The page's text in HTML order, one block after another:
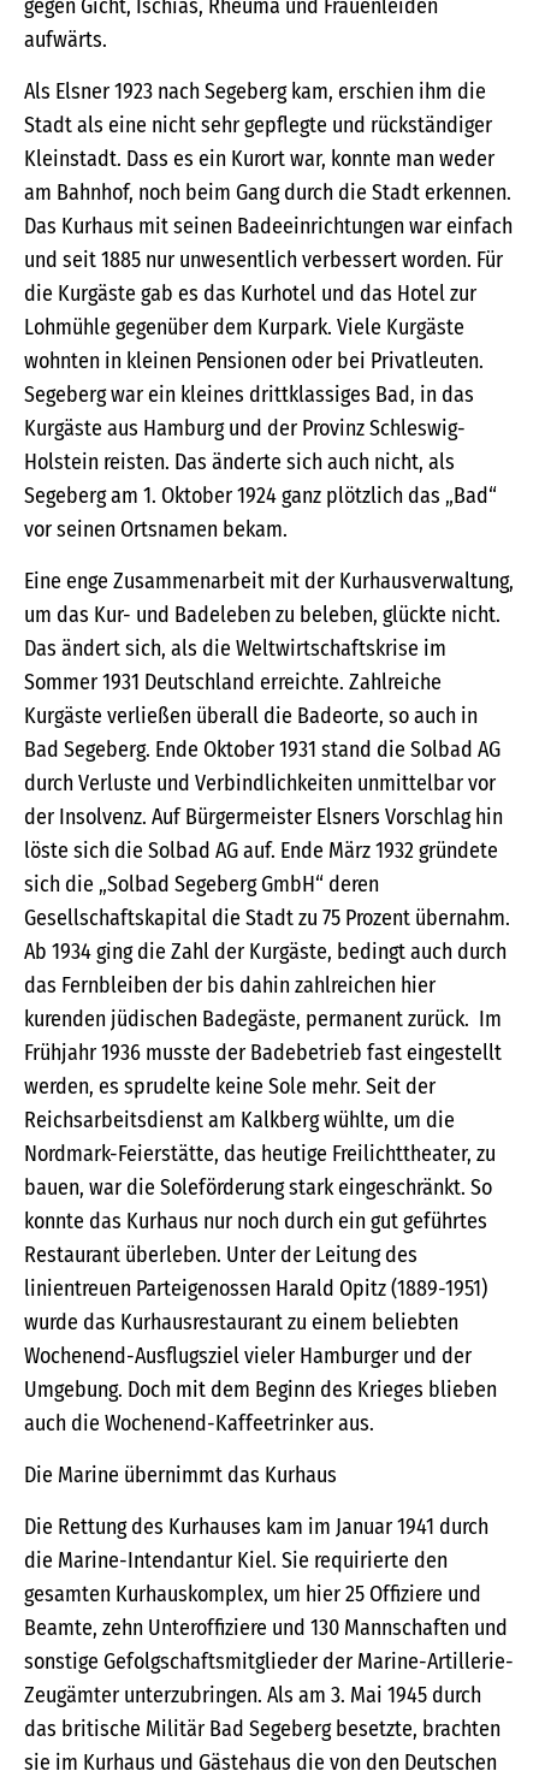
gegen Gicht, Ischias, Rheuma und Frauenleiden
aufwärts.
Als Elsner 1923 nach Segeberg kam, erschien ihm die
Stadt als eine nicht sehr gepflegte und rückständiger
Kleinstadt. Dass es ein Kurort war, konnte man weder
am Bahnhof, noch beim Gang durch die Stadt erkennen.
Das Kurhaus mit seinen Badeeinrichtungen war einfach
und seit 1885 nur unwesentlich verbessert worden. Für
die Kurgäste gab es das Kurhotel und das Hotel zur
Lohmühle gegenüber dem Kurpark. Viele Kurgäste
wohnten in kleinen Pensionen oder bei Privatleuten.
Segeberg war ein kleines drittklassiges Bad, in das
Kurgäste aus Hamburg und der Provinz Schleswig-
Holstein reisten. Das änderte sich auch nicht, als
Segeberg am 1. Oktober 1924 ganz plötzlich das „Bad“
vor seinen Ortsnamen bekam.
Eine enge Zusammenarbeit mit der Kurhausverwaltung,
um das Kur- und Badeleben zu beleben, glückte nicht.
Das ändert sich, als die Weltwirtschaftskrise im
Sommer 1931 Deutschland erreichte. Zahlreiche
Kurgäste verließen überall die Badeorte, so auch in
Bad Segeberg. Ende Oktober 1931 stand die Solbad AG
durch Verluste und Verbindlichkeiten unmittelbar vor
der Insolvenz. Auf Bürgermeister Elsners Vorschlag hin
löste sich die Solbad AG auf. Ende März 1932 gründete
sich die „Solbad Segeberg GmbH“ deren
Gesellschaftskapital die Stadt zu 75 Prozent übernahm.
Ab 1934 ging die Zahl der Kurgäste, bedingt auch durch
das Fernbleiben der bis dahin zahlreichen hier
kurenden jüdischen Badegäste, permanent zurück. Im
Frühjahr 1936 musste der Badebetrieb fast eingestellt
werden, es sprudelte keine Sole mehr. Seit der
Reichsarbeitsdienst am Kalkberg wühlte, um die
Nordmark-Feierstätte, das heutige Freilichttheater, zu
bauen, war die Soleförderung stark eingeschränkt. So
konnte das Kurhaus nur noch durch ein gut geführtes
Restaurant überleben. Unter der Leitung des
linientreuen Parteigenossen Harald Opitz (1889-1951)
wurde das Kurhausrestaurant zu einem beliebten
Wochenend-Ausflugsziel vieler Hamburger und der
Umgebung. Doch mit dem Beginn des Krieges blieben
auch die Wochenend-Kaffeetrinker aus.
Die Marine übernimmt das Kurhaus
Die Rettung des Kurhauses kam im Januar 1941 durch
die Marine-Intendantur Kiel. Sie requirierte den
gesamten Kurhauskomplex, um hier 25 Offiziere und
Beamte, zehn Unteroffiziere und 130 Mannschaften und
sonstige Gefolgschaftsmitglieder der Marine-Artillerie-
Zeugämter unterzubringen. Als am 3. Mai 1945 durch
das britische Militär Bad Segeberg besetzte, brachten
sie im Kurhaus und Gästehaus die von den Deutschen